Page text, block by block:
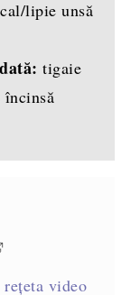
lipie unsă
tigaie
încinsă
video